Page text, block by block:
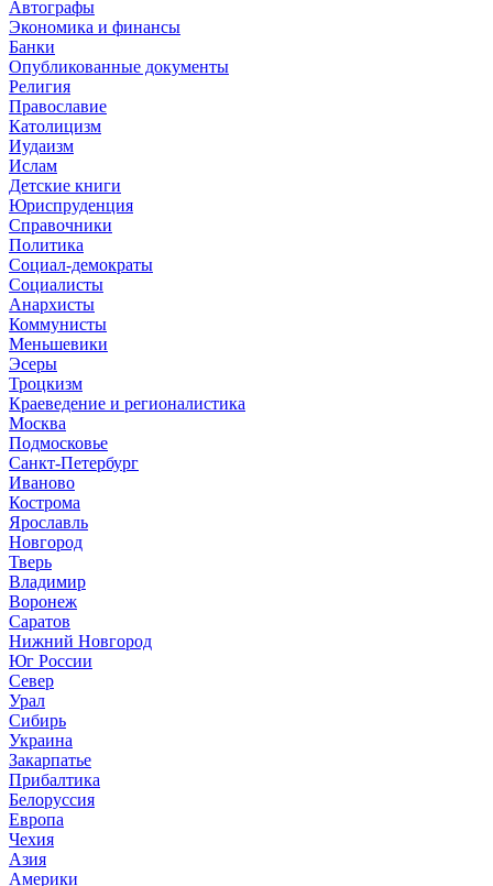
Автографы
Экономика и финансы
Банки
Опубликованные документы
Религия
Православие
Католицизм
Иудаизм
Ислам
Детские книги
Юриспруденция
Справочники
Политика
Социал-демократы
Социалисты
Анархисты
Коммунисты
Меньшевики
Эсеры
Троцкизм
Краеведение и регионалистика
Москва
Подмосковье
Санкт-Петербург
Иваново
Кострома
Ярославль
Новгород
Тверь
Владимир
Воронеж
Саратов
Нижний Новгород
Юг России
Север
Урал
Сибирь
Украина
Закарпатье
Прибалтика
Белоруссия
Европа
Чехия
Азия
Америки